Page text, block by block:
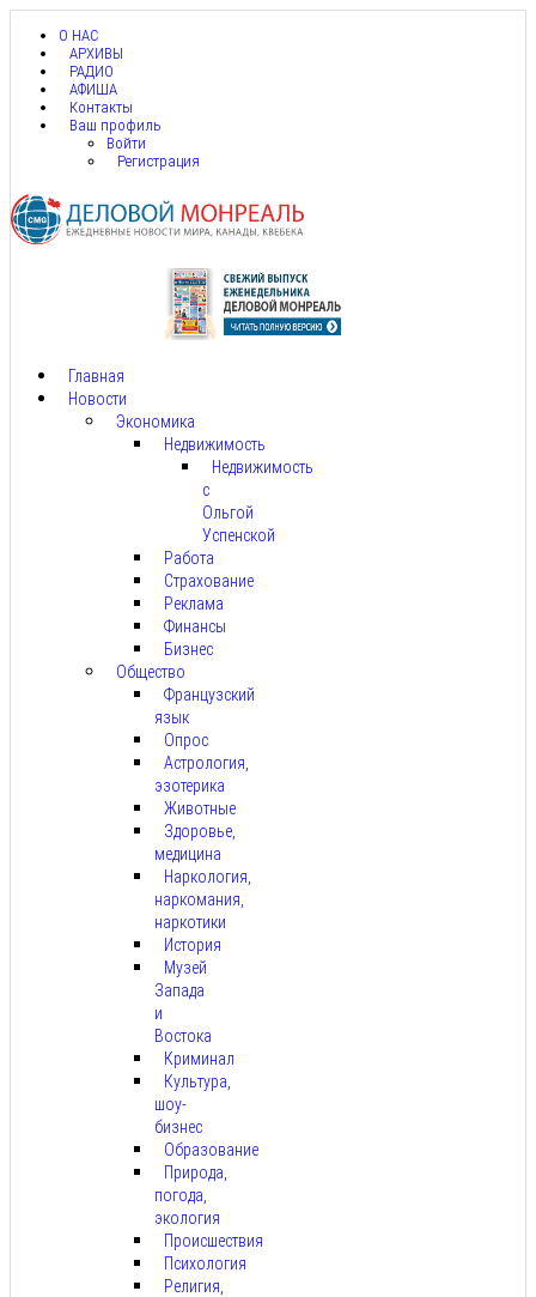
О НАС
АРХИВЫ
РАДИО
АФИША
Контакты
Ваш профиль
Войти
Регистрация
Главная
Новости
Экономика
Недвижимость
Недвижимость
с
Ольгой
Успенской
Работа
Страхование
Реклама
Финансы
Бизнес
Общество
Французский
язык
Опрос
Астрология,
эзотерика
Животные
Здоровье,
медицина
Наркология,
наркомания,
наркотики
История
Музей
Запада
и
Востока
Криминал
Культура,
шоу-
бизнес
Образование
Природа,
погода,
экология
Происшествия
Психология
Религия,